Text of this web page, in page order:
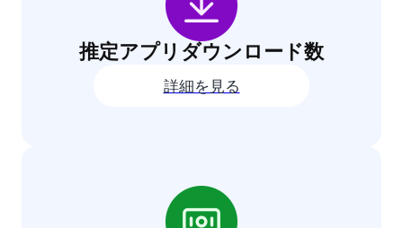
推定アプリダウンロード数
詳細を見る